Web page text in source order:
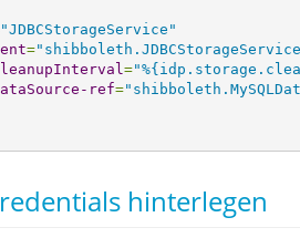
"JDBCStorageService"
=
=
ref=
hinterlegen